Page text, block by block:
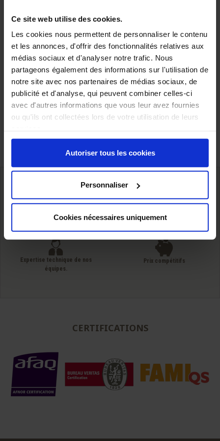
Ce site web utilise des cookies.
Les cookies nous permettent de personnaliser le contenu
et les annonces, d'offrir des fonctionnalités relatives aux
médias sociaux et d'analyser notre trafic. Nous
partageons également des informations sur l'utilisation de
notre site avec nos partenaires de médias sociaux, de
publicité et d'analyse, qui peuvent combiner celles-ci
avec d'autres informations que vous leur avez fournies
ou qu'ils ont collectées lors de votre utilisation de leurs
Autoriser tous les cookies
Personnaliser
Cookies nécessaires uniquement
MC 82 et MC 85: Base
Polyéther polyols
MC 86: Base Esters
d'alcools modifiés
Stockage proche de nos clients
du simple fût au camion complet
Expertise technique de nos
équipes.
Prix compétitifs
CERTIFICATIONS